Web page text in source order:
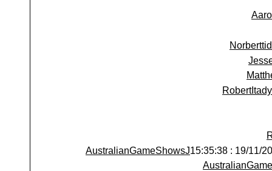
RobertItady
19/11/2025 :
AustralianGameShowsJ